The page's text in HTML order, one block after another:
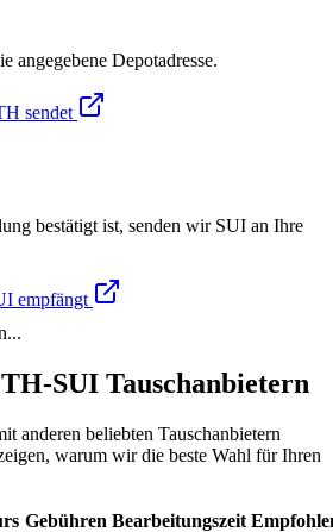
angegebene Depotadresse.
sendet
bestätigt ist, senden wir SUI an Ihre
empfängt
SUI Tauschanbietern
anderen beliebten Tauschanbietern
warum wir die beste Wahl für Ihren
Gebühren Bearbeitungszeit